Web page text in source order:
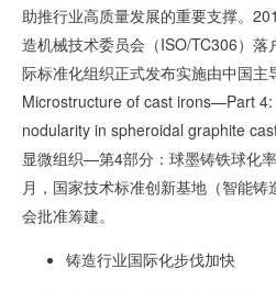
助推行业高质量发展的重要支撑。
造机械技术委员会（ISO/TC306）落
际标准化组织正式发布实施由中国主
Microstructure of cast irons—Part
nodularity in spheroidal graphite
显微组织—第4部分：球墨铸铁球化
月，国家技术标准创新基地（智能
会批准筹建。
铸造行业国际化步伐加快